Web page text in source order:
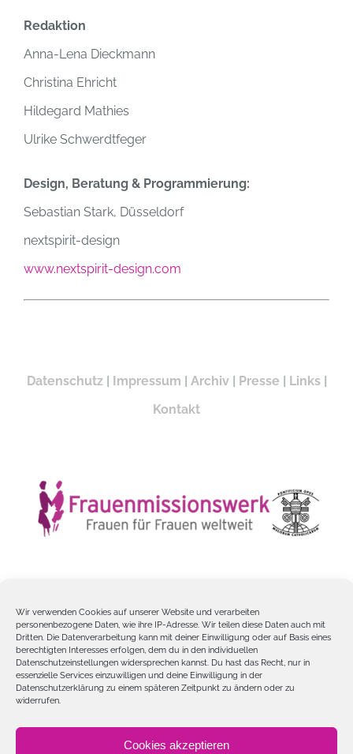
Wir verwenden Cookies auf unserer Website und verarbeiten
personenbezogene Daten, wie ihre IP-Adresse. Wir teilen diese Daten auch mit
Dritten. Die Datenverarbeitung kann mit deiner Einwilligung oder auf Basis eines
berechtigten Interesses erfolgen, dem du in den individuellen
Datenschutzeinstellungen widersprechen kannst. Du hast das Recht, nur in
essenzielle Services einzuwilligen und deine Einwilligung in der
Datenschutzerklärung zu einem späteren Zeitpunkt zu ändern oder zu
widerrufen.
Cookies akzeptieren
Redaktion
Anna-Lena Dieckmann
Christina Ehricht
Hildegard Mathies
Ulrike Schwerdtfeger
Design, Beratung & Programmierung:
Sebastian Stark, Düsseldorf
nextspirit-design
www.nextspirit-design.com
Datenschutz| Impressum Archiv| Presse Links|
Kontakt
Frauenmissionswerk – Päpstliche Missionswerk der Frauen ©
Copyright 2012 - 2026